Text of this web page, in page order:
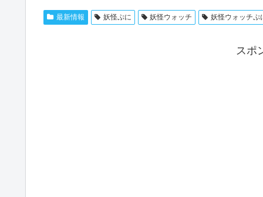
最新情報 妖怪ぷに 妖怪ウォッチ 妖怪ウォッチぷ
スポ